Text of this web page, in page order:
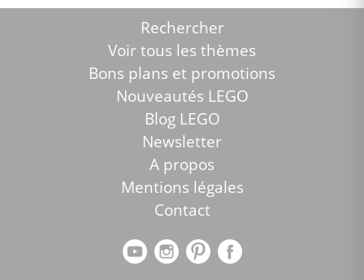
Rechercher
Voir tous les thèmes
Bons plans et promotions
Nouveautés LEGO
Blog LEGO
Newsletter
A propos
Mentions légales
Contact